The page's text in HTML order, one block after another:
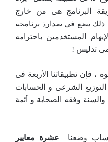
البرنامج هى من خارج
ذلك يضع فى صدارة برنامجه
المستخدمين باحترامه
تدليس !
، فإن تطبيقاتنا الأربعة فى
التوزيع الشرعى و الحسابات
والسنة وفقه الصحابة و أئمة
وضعنا عشرة معايير